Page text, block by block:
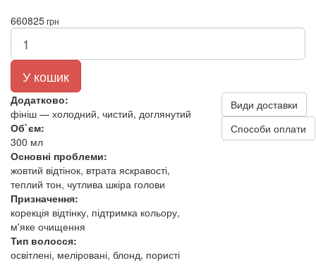
660825грн
У кошик
Додатково:
фініш — холодний, чистий, доглянутий
Об`єм:
300 мл
Основні проблеми:
жовтий відтінок, втрата яскравості,
теплий тон, чутлива шкіра голови
Призначення:
корекція відтінку, підтримка кольору,
м'яке очищення
Тип волосся:
освітлені, меліровані, блонд, пористі
Види доставки
Способи оплати